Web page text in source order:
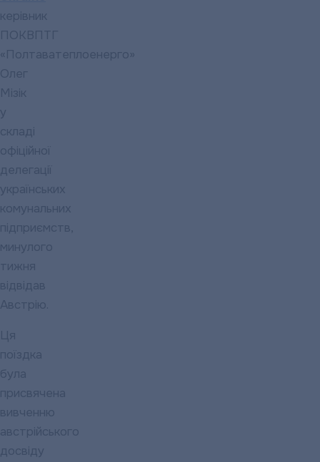
керівник
ПОКВПТГ
«Полтаватеплоенерго»
Олег
Мізік
у
складі
офіційної
делегації
українських
комунальних
підприємств,
минулого
тижня
відвідав
Австрію.
Ця
поїздка
була
присвячена
вивченню
австрійського
досвіду